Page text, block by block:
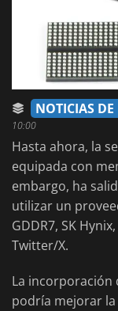
NOTICIAS
10:00
Hasta ahora, la
equipada con
embargo, ha
utilizar un
GDDR7, SK
Twitter/X.
La incorporación
podría mejorar